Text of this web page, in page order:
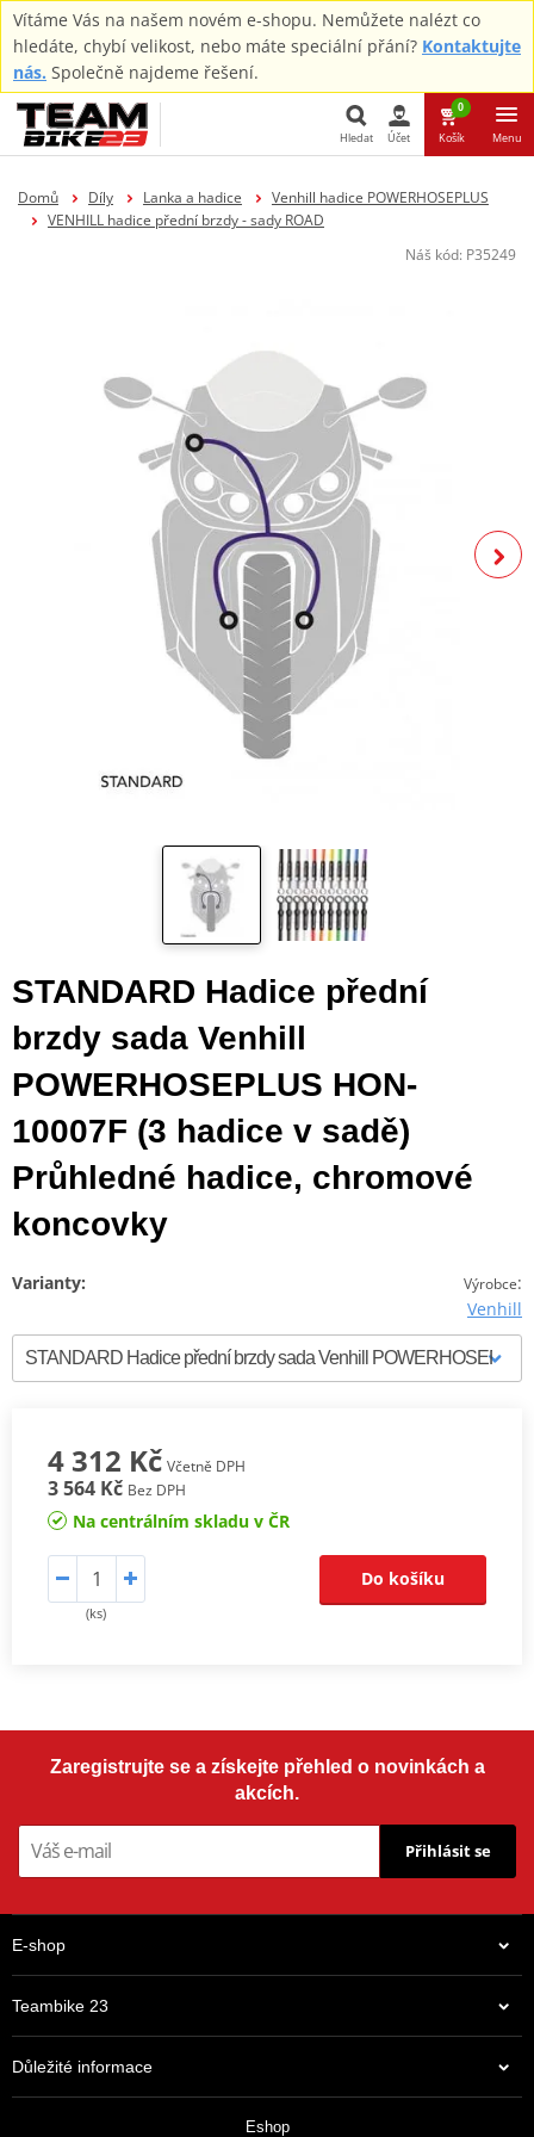
Vítáme Vás na našem novém e-shopu. Nemůžete nalézt co
hledáte, chybí velikost, nebo máte speciální přání? Kontaktujte
nás. Společně najdeme řešení.
Hledat
Hledat Účet
0
Košík Menu
Domů Díly Lanka a hadice
Venhill hadice POWERHOSEPLUS
VENHILL hadice přední brzdy - sady ROAD
Náš kód: P35249
STANDARD Hadice přední
brzdy sada Venhill
POWERHOSEPLUS HON-
10007F (3 hadice v sadě)
Průhledné hadice, chromové
koncovky
Výrobce:
Venhill
Varianty:
4 312 Kč Včetně DPH
3 564 Kč Bez DPH
Na centrálním skladu v ČR
(ks)
Do košíku
Zaregistrujte se a získejte přehled o novinkách a
akcích.
Přihlásit se
E-shop
Teambike 23
Důležité informace
Eshop